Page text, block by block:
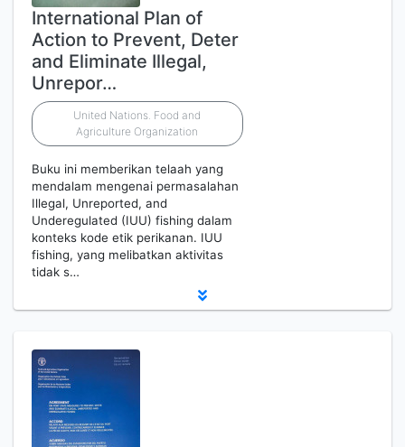
International Plan of
Action to Prevent, Deter
and Eliminate Illegal,
Unrepor…
United Nations. Food and
Agriculture Organization
Buku ini memberikan telaah yang
mendalam mengenai permasalahan
Illegal, Unreported, and
Underegulated (IUU) fishing dalam
konteks kode etik perikanan. IUU
fishing, yang melibatkan aktivitas
tidak s…